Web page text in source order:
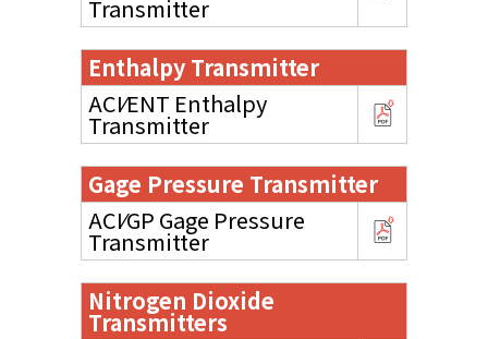
Transmitter
Enthalpy Transmitter
ACI⁄ENT Enthalpy
Transmitter
Gage Pressure Transmitter
ACI⁄GP Gage Pressure
Transmitter
Nitrogen Dioxide
Transmitters